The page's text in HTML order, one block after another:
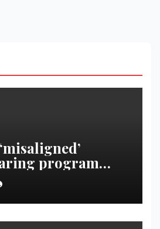
program
Content